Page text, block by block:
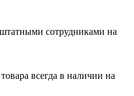
сотрудниками на
всегда в наличии на